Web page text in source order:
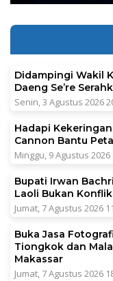
Didampingi Wakil
Daeng Se’re
Senin, 3 Agustus 2026
Hadapi
Cannon Bantu
Minggu, 9 Agustus 2026
Bupati Irwan
Laoli Bukan
Jumat, 7 Agustus 2026
Buka Jasa
Tiongkok dan
Makassar
Jumat, 7 Agustus 2026